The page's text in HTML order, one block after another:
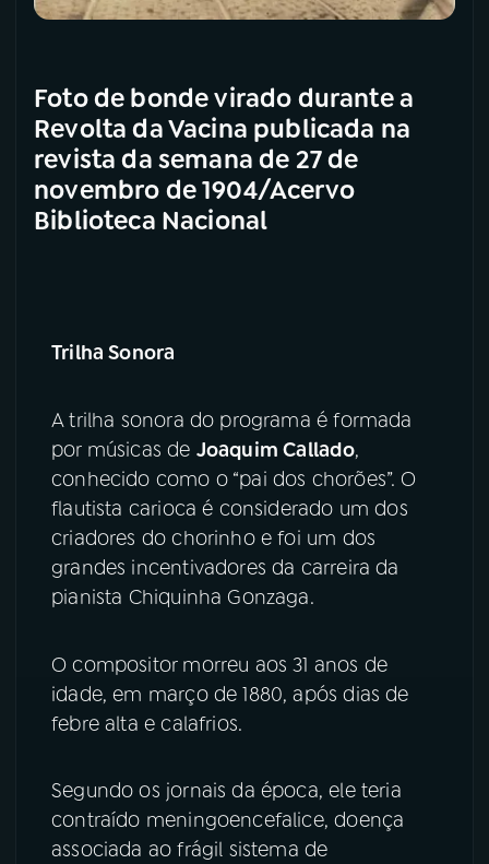
Foto de bonde virado durante a
Revolta da Vacina publicada na
revista da semana de 27 de
novembro de 1904/Acervo
Biblioteca Nacional
Trilha Sonora
A trilha sonora do programa é formada
por músicas de Joaquim Callado,
conhecido como o “pai dos chorões”. O
flautista carioca é considerado um dos
criadores do chorinho e foi um dos
grandes incentivadores da carreira da
pianista Chiquinha Gonzaga.
O compositor morreu aos 31 anos de
idade, em março de 1880, após dias de
febre alta e calafrios.
Segundo os jornais da época, ele teria
contraído meningoencefalice, doença
associada ao frágil sistema de